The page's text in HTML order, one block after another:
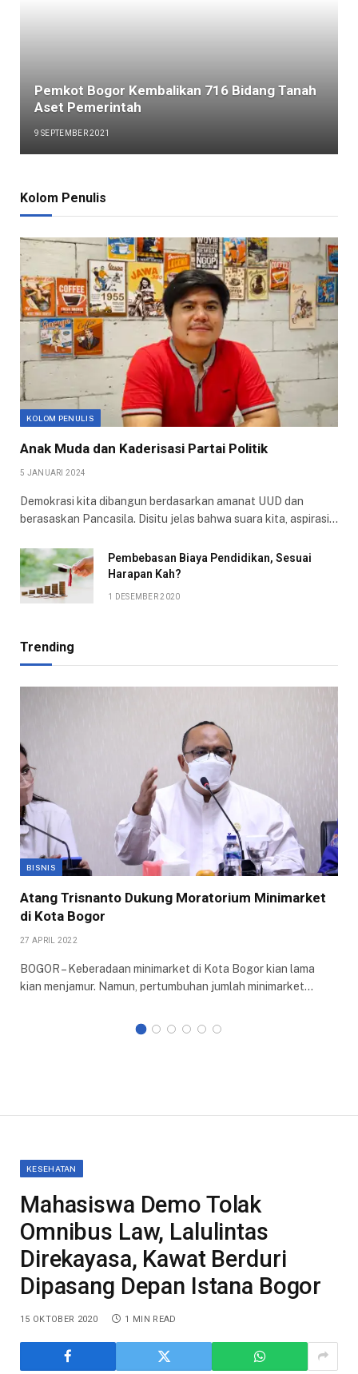
Pemkot Bogor Kembalikan 716 Bidang Tanah
Aset Pemerintah
9 SEPTEMBER 2021
Kolom Penulis
KOLOM PENULIS
Anak Muda dan Kaderisasi Partai Politik
5 JANUARI 2024
Demokrasi kita dibangun berdasarkan amanat UUD dan
berasaskan Pancasila. Disitu jelas bahwa suara kita, aspirasi…
Pembebasan Biaya Pendidikan, Sesuai
Harapan Kah?
1 DESEMBER 2020
Trending
BISNIS
Atang Trisnanto Dukung Moratorium Minimarket
di Kota Bogor
27 APRIL 2022
BOGOR – Keberadaan minimarket di Kota Bogor kian lama
kian menjamur. Namun, pertumbuhan jumlah minimarket…
KESEHATAN
Mahasiswa Demo Tolak
Omnibus Law, Lalulintas
Direkayasa, Kawat Berduri
Dipasang Depan Istana Bogor
15 OKTOBER 2020 1 MIN READ